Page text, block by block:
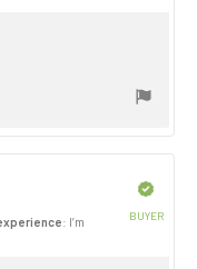
: I’m
BUYER